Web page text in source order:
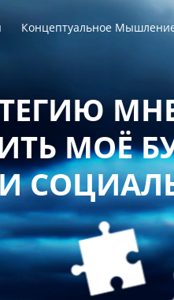
Концептуальное
МОЁ